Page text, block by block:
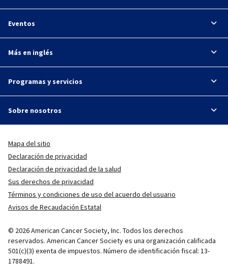
Eventos
Más en inglés
Programas y servicios
Sobre nosotros
Mapa del sitio
Declaración de privacidad
Declaración de privacidad de la salud
Sus derechos de privacidad
Términos y condiciones de uso del acuerdo del usuario
Avisos de Recaudación Estatal
© 2026 American Cancer Society, Inc. Todos los derechos
reservados. American Cancer Society es una organización calificada
501(c)(3) exenta de impuestos. Número de identificación fiscal: 13-
1788491.